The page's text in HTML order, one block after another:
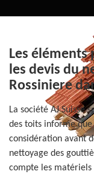
Les éléments
les devis du
Rossiniere
La société AJ Suisse
des toits informe
considération avant
nettoyage des
compte les matériels